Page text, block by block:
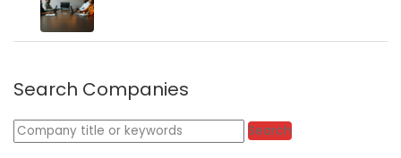
Nigeria Africa Label Group Consultancy
Search Companies
Keywords Search